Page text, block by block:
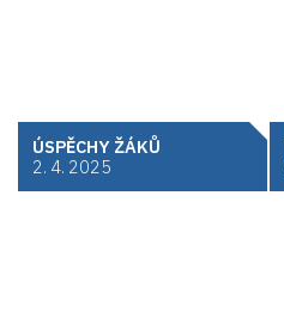
ÚSPĚCHY ŽÁKŮ
2. 4. 2025